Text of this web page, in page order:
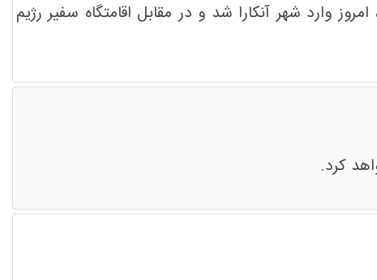
سفر و طی کردن بیش از 6000 کیلومتر بصورت زمینی، امروز وارد شهر آنکارا شد و در مقابل اقامتگاه سفیر رژیم
کرد.